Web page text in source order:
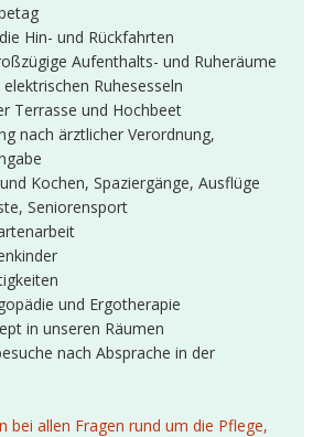
Hin- und Rückfahrten
Aufenthalts- und Ruheräume
Ruhesesseln
Terrasse und Hochbeet
nach ärztlicher Verordnung,
Kochen, Spaziergänge, Ausflüge
Seniorensport
und Ergotherapie
in unseren Räumen
nach Absprache in der
bei allen Fragen rund um die Pflege,